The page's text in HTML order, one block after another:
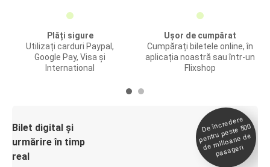
Plăți sigure
Utilizați carduri Paypal,
Google Pay, Visa și
International
Ușor de cumpărat
Cumpărați biletele online, în
aplicația noastră sau într-un
Flixshop
Bilet digital și
urmărire în timp
real
De încredere
pentru peste 500
de
milioane de
pasageri